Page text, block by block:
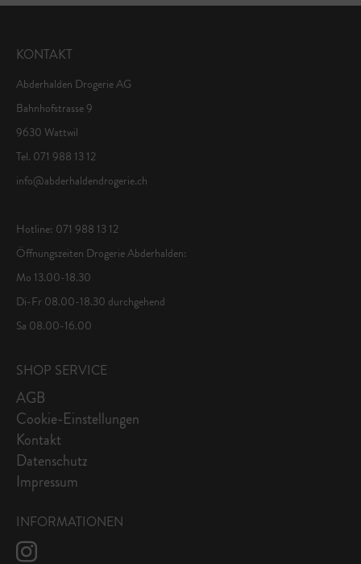
KONTAKT
Abderhalden Drogerie AG
Bahnhofstrasse 9
9630 Wattwil
Tel. 071 988 13 12
info@abderhaldendrogerie.ch
Hotline: 071 988 13 12
Öffnungszeiten Drogerie Abderhalden:
Mo 13.00-18.30
Di-Fr 08.00-18.30 durchgehend
Sa 08.00-16.00
SHOP SERVICE
AGB
Cookie-Einstellungen
Kontakt
Datenschutz
Impressum
INFORMATIONEN